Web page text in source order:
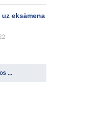
eksāmena
...